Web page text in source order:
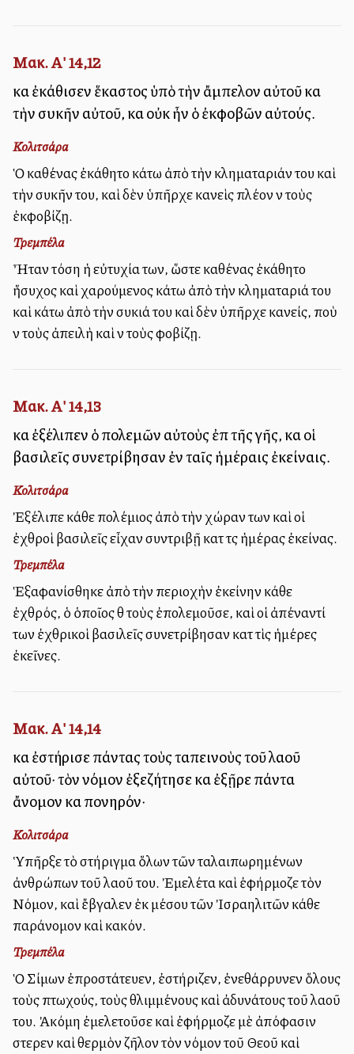
Μακ. Α' 14,12
καὶ ἐκάθισεν ἕκαστος ὑπὸ τὴν ἄμπελον αὐτοῦ καὶ
τὴν συκῆν αὐτοῦ, καὶ οὐκ ἦν ὁ ἐκφοβῶν αὐτούς.
Κολιτσάρα
Ὁ καθένας ἐκάθητο κάτω ἀπὸ τὴν κληματαριάν του καὶ
τὴν συκῆν του, καὶ δὲν ὑπῆρχε κανεὶς πλέον νὰ τοὺς
ἐκφοβίζῃ.
Τρεμπέλα
Ἦταν τόση ἡ εὐτυχία των, ὥστε καθένας ἐκάθητο
ἥσυχος καὶ χαρούμενος κάτω ἀπὸ τὴν κληματαριά του
καὶ κάτω ἀπὸ τὴν συκιά του καὶ δὲν ὑπῆρχε κανείς, ποὺ
νὰ τοὺς ἀπειλὴ καὶ νὰ τοὺς φοβίζῃ.
Μακ. Α' 14,13
καὶ ἐξέλιπεν ὁ πολεμῶν αὐτοὺς ἐπὶ τῆς γῆς, καὶ οἱ
βασιλεῖς συνετρίβησαν ἐν ταῖς ἡμέραις ἐκείναις.
Κολιτσάρα
Ἐξέλιπε κάθε πολέμιος ἀπὸ τὴν χώραν των καὶ οἱ
ἐχθροὶ βασιλεῖς εἶχαν συντριβῇ κατὰ τὰς ἡμέρας ἐκείνας.
Τρεμπέλα
Ἑξαφανίσθηκε ἀπὸ τὴν περιοχὴν ἐκείνην κάθε
ἐχθρός, ὁ ὁποῖος θὰ τοὺς ἐπολεμοῦσε, καὶ οἱ ἀπέναντί
των ἐχθρικοὶ βασιλεῖς συνετρίβησαν κατὰ τὶς ἡμέρες
ἐκεῖνες.
Μακ. Α' 14,14
καὶ ἐστήρισε πάντας τοὺς ταπεινοὺς τοῦ λαοῦ
αὐτοῦ· τὸν νόμον ἐξεζήτησε καὶ ἐξῇρε πάντα
ἄνομον καὶ πονηρόν·
Κολιτσάρα
Ὑπῆρξε τὸ στήριγμα ὅλων τῶν ταλαιπωρημένων
ἀνθρώπων τοῦ λαοῦ του. Ἐμελέτα καὶ ἐφήρμοζε τὸν
Νόμον, καὶ ἔβγαλεν ἐκ μέσου τῶν Ἰσραηλιτῶν κάθε
παράνομον καὶ κακόν.
Τρεμπέλα
Ὁ Σίμων ἐπροστάτευεν, ἐστήριζεν, ἐνεθάρρυνεν ὅλους
τοὺς πτωχούς, τοὺς θλιμμένους καὶ ἀδυνάτους τοῦ λαοῦ
του. Ἀκόμη ἐμελετοῦσε καὶ ἐφήρμοζε μὲ ἀπόφασιν
στερεὰν καὶ θερμὸν ζῆλον τὸν νόμον τοῦ Θεοῦ καὶ